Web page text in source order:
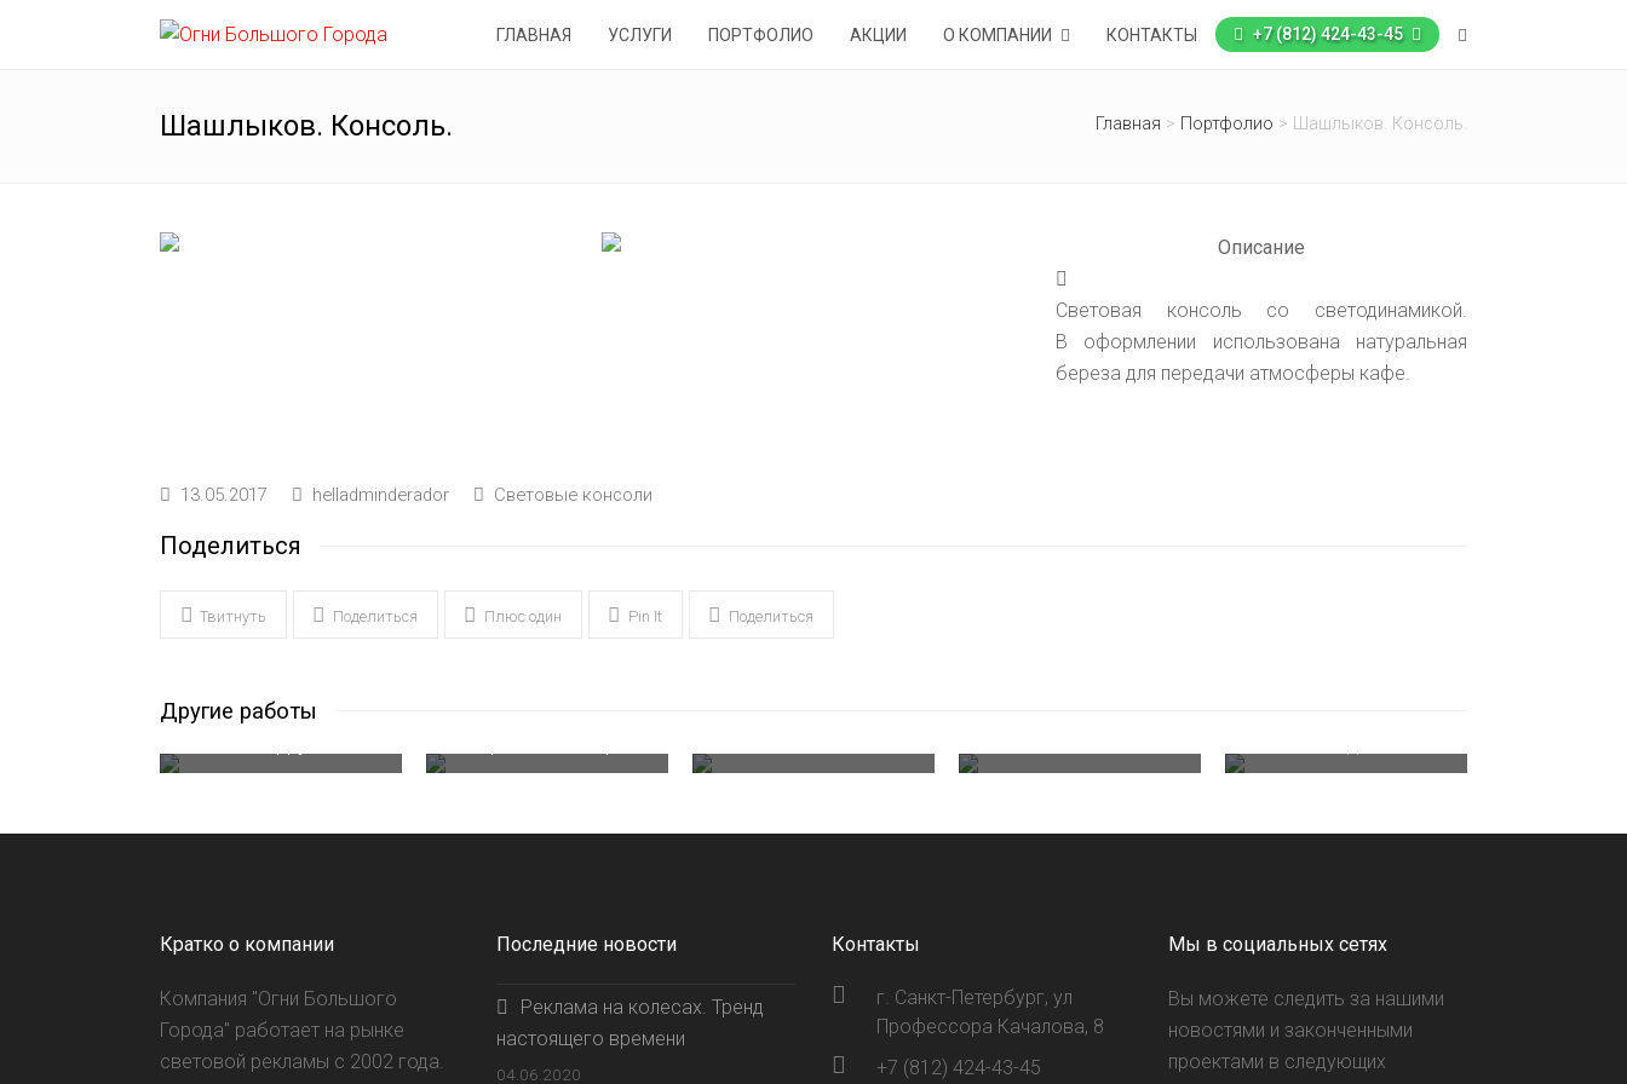
ГЛАВНАЯ УСЛУГИ ПОРТФОЛИО АКЦИИ О КОМПАНИИ КОНТАКТЫ +7 (812) 424-43-45
Шашлыков. Консоль. Главная > Портфолио > Шашлыков. Консоль.
Описание
Световая консоль со светодинамикой.
В оформлении использована натуральная
береза для передачи атмосферы кафе.
13.05.2017 helladminderador Световые консоли
Поделиться
Твитнуть Поделиться Плюс один Pin It Поделиться
Другие работы
Новый магазин
Кратко о компании
Компания "Огни Большого
Города" работает на рынке
световой рекламы с 2002 года.
Последние новости
Реклама на колесах. Тренд
настоящего времени
04.06.2020
Контакты
г. Санкт-Петербург, ул
Профессора Качалова, 8
+7 (812) 424-43-45
Мы в социальных сетях
Вы можете следить за нашими
новостями и законченными
проектами в следующих